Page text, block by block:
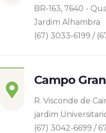
BR-163, 7640 -
Jardim Alhambra
(67) 3033-6199 /
Campo
R. Visconde de
jardim
(67) 3042-6699 /